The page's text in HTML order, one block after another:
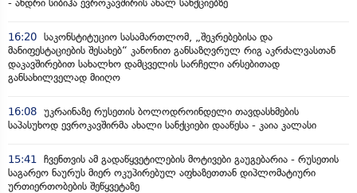
- ანდრი სიბიჰა ევროკავშირის ახალ სანქციებზე
16:20 საკონსტიტუციო სასამართლომ, „შეკრებებისა და
მანიფესტაციების შესახებ“ კანონით განსაზღვრულ რიგ აკრძალვასთან
დაკავშირებით სახალხო დამცველის სარჩელი არსებითად
განსახილველად მიიღო
16:08 უკრაინაზე რუსეთის ბოლოდროინდელი თავდასხმების
საპასუხოდ ევროკავშირმა ახალი სანქციები დააწესა - კაია კალასი
15:41
ჩვენთვის ამ გადაწყვეტილების მოტივები გაუგებარია - რუსეთის
საგარეო ნაურუს მიერ ოკუპირებულ აფხაზეთთან დიპლომატიური
ურთიერთობების შეწყვეტაზე